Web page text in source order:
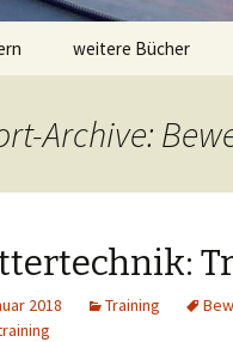
weitere Bücher
Archive:
2018 Training